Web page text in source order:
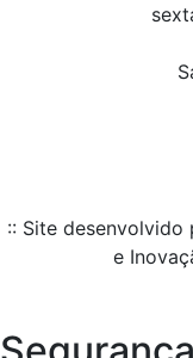
:: Site desenvolvido
e